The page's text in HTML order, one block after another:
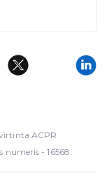
ACPR
- 16568.